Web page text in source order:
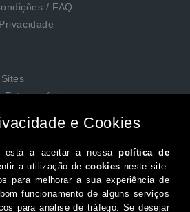
/ FAQ
Estacionários